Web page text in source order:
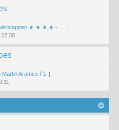
★ ★ ★ ★ - …
22:38
Martin Aramco F1